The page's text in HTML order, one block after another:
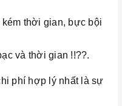
thời gian, bực bội
và thời gian !!??.
phí hợp lý nhất là sự